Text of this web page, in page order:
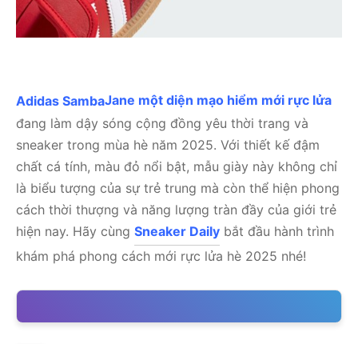
Adidas SambaJane một diện mạo hiểm mới rực lửa
đang làm dậy sóng cộng đồng yêu thời trang và
sneaker trong mùa hè năm 2025. Với thiết kế đậm
chất cá tính, màu đỏ nổi bật, mẫu giày này không chỉ
là biểu tượng của sự trẻ trung mà còn thể hiện phong
cách thời thượng và năng lượng tràn đầy của giới trẻ
hiện nay. Hãy cùng Sneaker Daily bắt đầu hành trình
khám phá phong cách mới rực lửa hè 2025 nhé!